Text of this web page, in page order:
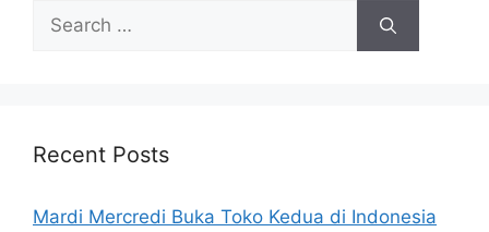
Search
for:
Recent Posts
Mardi Mercredi Buka Toko Kedua di Indonesia